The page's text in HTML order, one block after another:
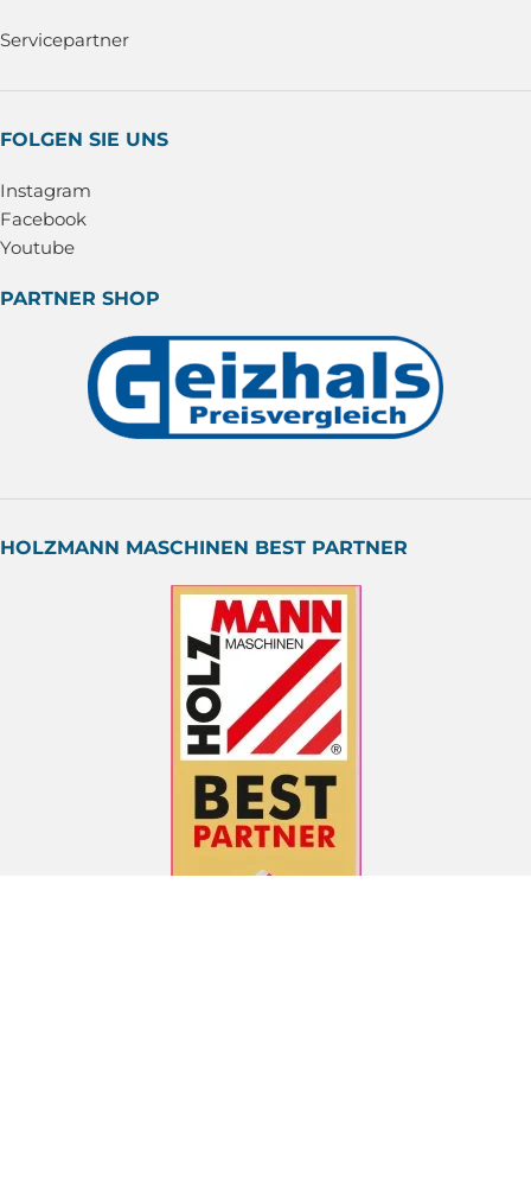
Servicepartner
FOLGEN SIE UNS
Instagram
Facebook
Youtube
PARTNER SHOP
HOLZMANN MASCHINEN BEST PARTNER